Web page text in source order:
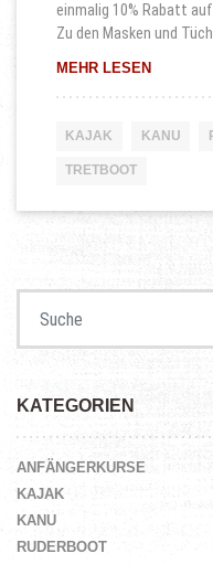
einmalig 10% Rabatt
Zu den Masken und
MEHR LESEN10%
KAJAK KANU
TRETBOOT
KATEGORIEN
ANFÄNGERKURSE
KAJAK
KANU
RUDERBOOT